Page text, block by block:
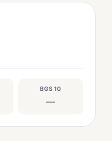
BGS 10
—